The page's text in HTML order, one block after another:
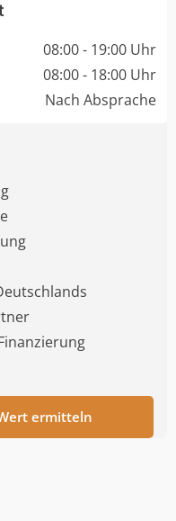
08:00 - 19:00 Uhr
08:00 - 18:00 Uhr
Nach Absprache
ermitteln